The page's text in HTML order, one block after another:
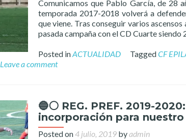
Comunicamos que Pablo García, de 28
temporada 2017-2018 volverá a
que viene. Tras conseguir varios
pasada campaña con el CD Cuarte
Posted inACTUALIDAD TaggedCF
Leave a comment
🔵⚪️ REG. PREF. 2019-
incorporación para
Posted on4 julio, 2019 byadmin